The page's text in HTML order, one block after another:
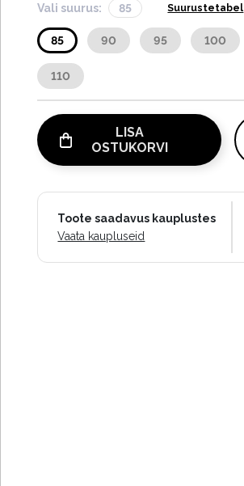
Vali suurus: 85 Suurustetabel
85 90 95 100
110
LISA
OSTUKORVI
Toote saadavus kauplustes
Vaata kaupluseid